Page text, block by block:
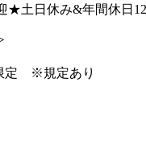
★土日休み&年間休日
定 ※規定あり